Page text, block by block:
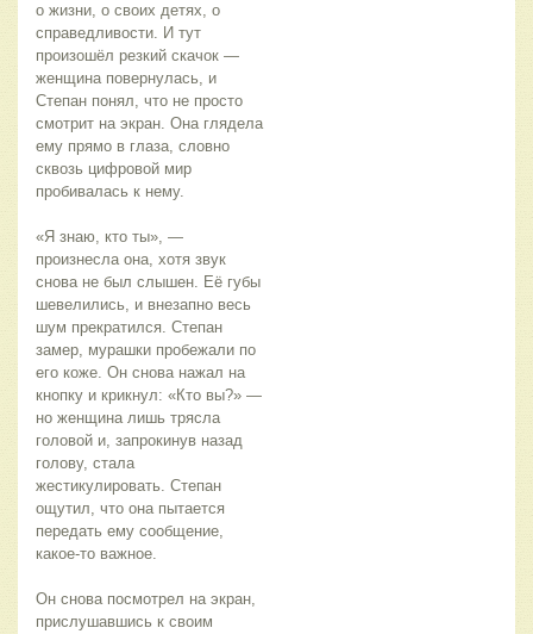
о жизни, о своих детях, о
справедливости. И тут
произошёл резкий скачок —
женщина повернулась, и
Степан понял, что не просто
смотрит на экран. Она глядела
ему прямо в глаза, словно
сквозь цифровой мир
пробивалась к нему.
«Я знаю, кто ты», —
произнесла она, хотя звук
снова не был слышен. Её губы
шевелились, и внезапно весь
шум прекратился. Степан
замер, мурашки пробежали по
его коже. Он снова нажал на
кнопку и крикнул: «Кто вы?» —
но женщина лишь трясла
головой и, запрокинув назад
голову, стала
жестикулировать. Степан
ощутил, что она пытается
передать ему сообщение,
какое-то важное.
Он снова посмотрел на экран,
прислушавшись к своим